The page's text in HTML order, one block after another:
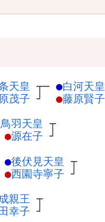
天皇 ┬
茂子 ┘
─ ●白河天皇
●藤原賢子
羽天皇 ┬
●源在子 ┘
●後伏見天皇 ┬
●西園寺寧子 ┘
親王 ┬
幸子 ┘